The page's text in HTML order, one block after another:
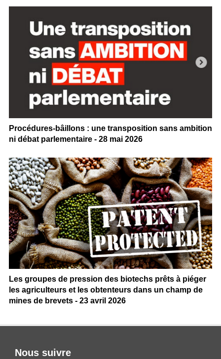
Procédures-bâillons : une transposition sans ambition
ni débat parlementaire - 28 mai 2026
Les groupes de pression des biotechs prêts à piéger
les agriculteurs et les obtenteurs dans un champ de
mines de brevets - 23 avril 2026
Nous suivre